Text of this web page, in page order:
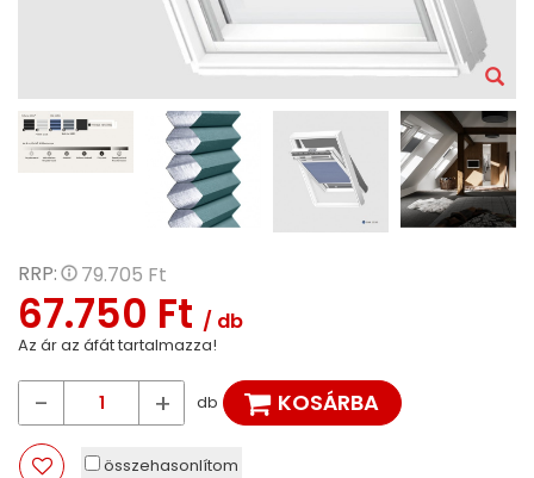
RRP: 79.705 Ft
67.750 Ft / db
Az ár az áfát tartalmazza!
- + db KOSÁRBA
összehasonlítom